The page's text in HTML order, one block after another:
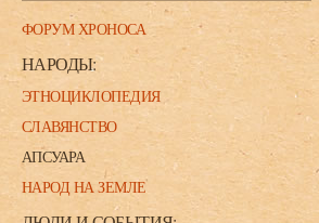
ФОРУМ ХРОНОСА
НАРОДЫ:
ЭТНОЦИКЛОПЕДИЯ
СЛАВЯНСТВО
АПСУАРА
НАРОД НА ЗЕМЛЕ